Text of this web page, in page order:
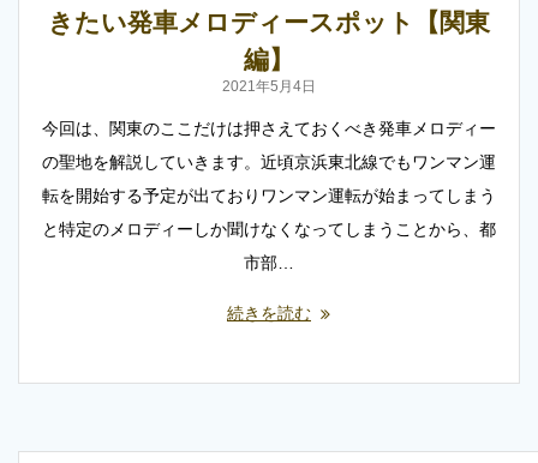
きたい発車メロディースポット【関東
編】
2021年5月4日
今回は、関東のここだけは押さえておくべき発車メロディー
の聖地を解説していきます。近頃京浜東北線でもワンマン運
転を開始する予定が出ておりワンマン運転が始まってしまう
と特定のメロディーしか聞けなくなってしまうことから、都
市部…
続きを読む